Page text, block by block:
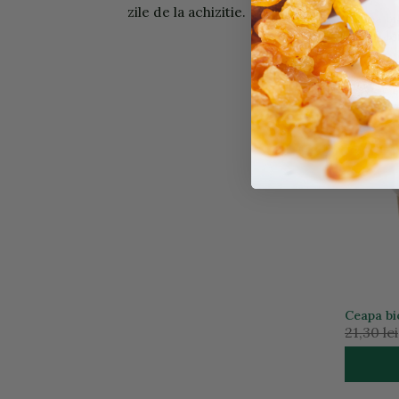
Ceapa
23,00 lei
Ceapa
21,30 lei
zile de la achizitie.